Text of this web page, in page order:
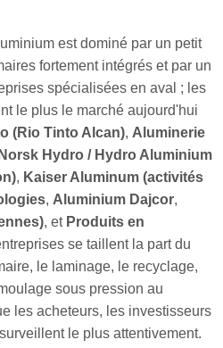
est dominé par un petit
fortement intégrés et par un
spécialisées en aval ; les
le plus le marché aujourd'hui
(Rio Tinto Alcan), Aluminerie
Norsk Hydro / Hydro Aluminium
, Kaiser Aluminum (activités
, Aluminium Dajcor,
, et Produits en
se taillent la part du
le laminage, le recyclage,
sous pression au
les acheteurs, les investisseurs
le plus attentivement.